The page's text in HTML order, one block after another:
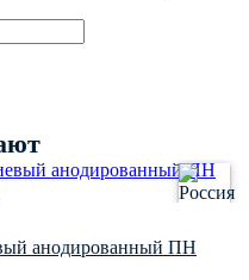
анодированный ПН